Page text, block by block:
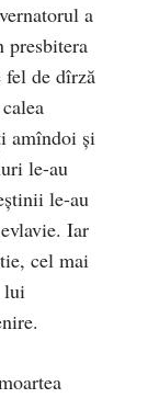
a
presbitera
fel de dîrză
amîndoi şi
le-au
le-au
Iar
cel mai
lui